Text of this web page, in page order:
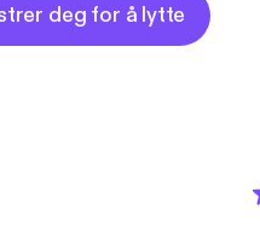
deg for å lytte